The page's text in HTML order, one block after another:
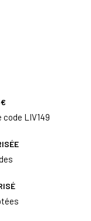
code LIV149